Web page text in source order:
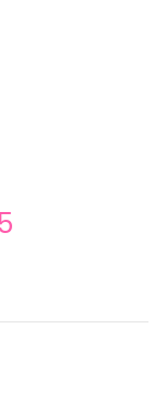
electrónico y